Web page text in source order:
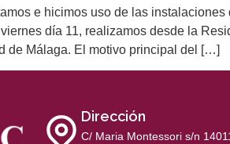
e hicimos uso de las
día 11, realizamos desde la
de Málaga. El motivo principal del […]
Dirección
C/ Maria Montessori s/n